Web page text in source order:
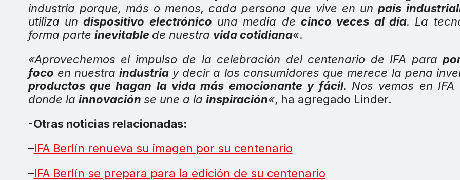
industria porque, más o menos, cada persona que vive en unpaís
utiliza undispositivo electrónico una media de cinco veces al día. La
forma parte inevitable de nuestra vida cotidiana«.
«Aprovechemos el impulso de la celebración del centenario de IFA para
foco en nuestraindustria y decir a los consumidores que merece la pena
productos que hagan la vida más emocionante y fácil. Nos vemos en IFA
donde la innovación se une a la inspiración«, ha agregado Linder.
-Otras noticias relacionadas:
–IFA Berlín renueva su imagen por su centenario
–IFA Berlín se prepara para la edición de su centenario